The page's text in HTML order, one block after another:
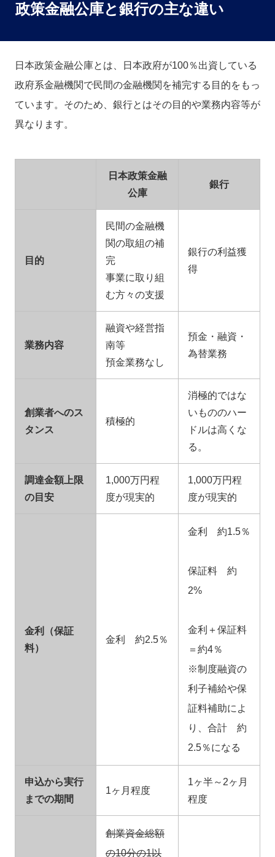
政策金融公庫と銀行の主な違い
日本政策金融公庫とは、日本政府が100％出資している
政府系金融機関で民間の金融機関を補完する目的をもっ
ています。そのため、銀行とはその目的や業務内容等が
異なります。
日本政策金融
公庫
銀行
目的
民間の金融機
関の取組の補
完
事業に取り組
む方々の支援
銀行の利益獲
得
業務内容
融資や経営指
南等
預金業務なし
預金・融資・
為替業務
創業者へのス
タンス
積極的
消極的ではな
いもののハー
ドルは高くな
る。
調達金額上限
の目安
1,000万円程
度が現実的
1,000万円程
度が現実的
金利（保証
料）
金利 約2.5％
金利 約1.5％
保証料 約
2%
金利＋保証料
＝約4％
※制度融資の
利子補給や保
証料補助によ
り、合計 約
2.5％になる
申込から実行
までの期間
1ヶ月程度
1ヶ半～2ヶ月
程度
創業資金総額
の10分の1以